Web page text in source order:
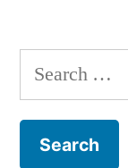
Search
for: